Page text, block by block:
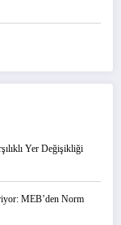
Yer Değişikliği
MEB’den Norm